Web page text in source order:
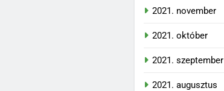
2021. november
2021. október
2021. szeptember
2021. augusztus